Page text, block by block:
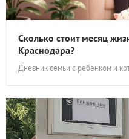
Сколько стоит месяц
Краснодара?
Дневник семьи с ребенком и